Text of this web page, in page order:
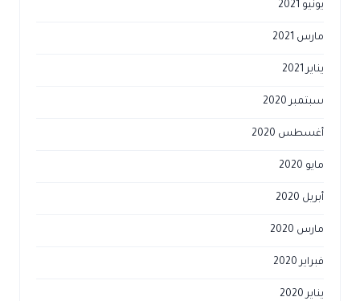
يونيو 2021
مارس 2021
يناير 2021
سبتمبر 2020
أغسطس 2020
مايو 2020
أبريل 2020
مارس 2020
فبراير 2020
يناير 2020